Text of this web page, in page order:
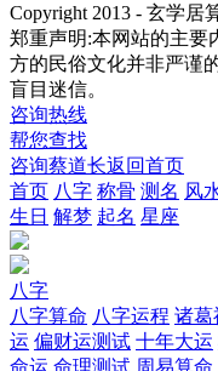
Copyright 2013 - 玄学
郑重声明:本网站的主要
方的民俗文化并非严谨
盲目迷信。
咨询热线
帮您查找
咨询蔡道长返回首页
首页 八字 称骨 测名 风
生日 解梦 起名 星座
八字
八字算命 八字运程 诸葛
运 偏财运测试 十年大运
命运 命理测试 周易算命